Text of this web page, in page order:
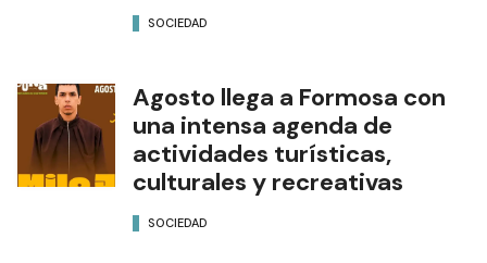
SOCIEDAD
Agosto llega a Formosa con
una intensa agenda de
actividades turísticas,
culturales y recreativas
SOCIEDAD